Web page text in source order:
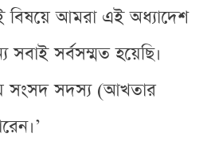
বিষয়ে আমরা এই অধ্যাদেশ
সবাই সর্বসম্মত হয়েছি।
সংসদ সদস্য (আখতার